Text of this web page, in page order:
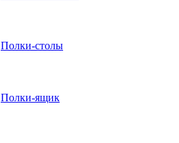
Полки-столы
Полки-ящик